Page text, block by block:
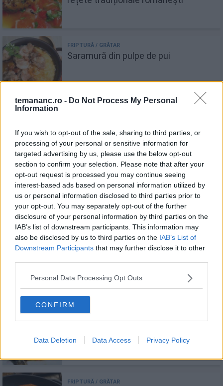
temananc.ro - Do Not Process My Personal
Information
If you wish to opt-out of the sale, sharing to third parties, or
processing of your personal or sensitive information for
targeted advertising by us, please use the below opt-out
section to confirm your selection. Please note that after your
opt-out request is processed you may continue seeing
interest-based ads based on personal information utilized by
us or personal information disclosed to third parties prior to
your opt-out. You may separately opt-out of the further
disclosure of your personal information by third parties on the
IAB’s list of downstream participants. This information may
also be disclosed by us to third parties on the IAB’s List of
Downstream Participants that may further disclose it to other
Personal Data Processing Opt Outs
CONFIRM
Data Deletion Data Access Privacy Policy
Saramură din pulpe de pui
gustoasă și simplu de preparat
Saramură de pui cu mămăliguță
Saramură de scrumbie - rețeta care
revoluționează gustul peștelui!